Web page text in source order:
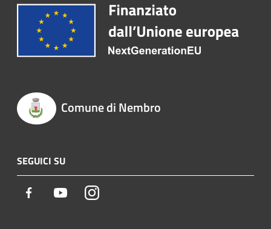
Comune di Nembro
SEGUICI SU
Facebook YoutubeInstagram